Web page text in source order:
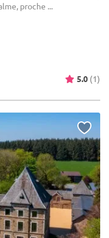
proche ...
5.0 (1)